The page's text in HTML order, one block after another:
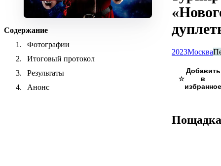
Содержание
Фотографии
Итоговый протокол
Результаты
Анонс
2023Москва
☆
Пощадка